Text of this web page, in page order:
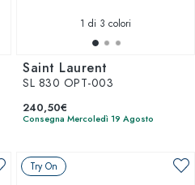
1 di 3 colori
Saint Laurent
SL 830 OPT-003
240,50€
Consegna Mercoledì 19 Agosto
Try On